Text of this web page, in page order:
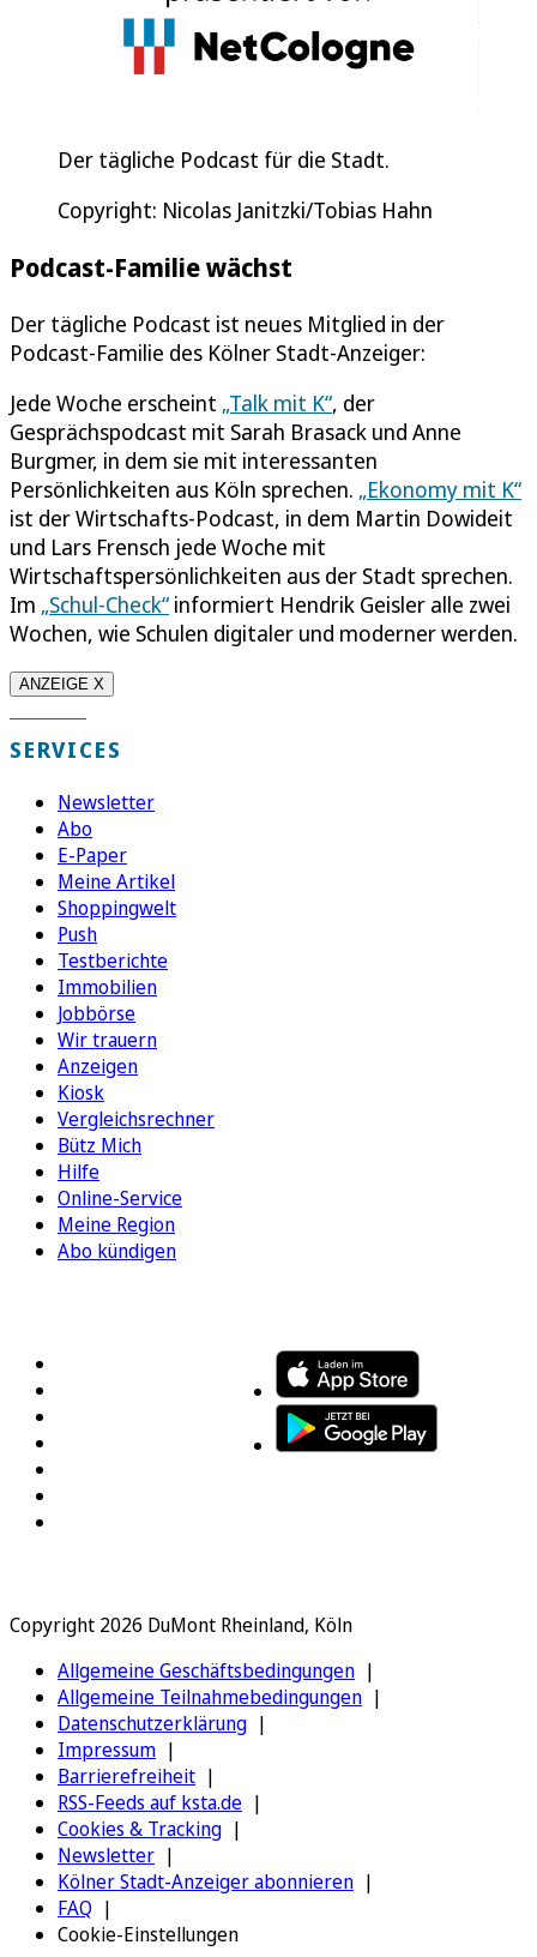
Der tägliche Podcast für die Stadt.
Copyright: Nicolas Janitzki/Tobias Hahn
Podcast-Familie wächst
Der tägliche Podcast ist neues Mitglied in der
Podcast-Familie des Kölner Stadt-Anzeiger:
Jede Woche erscheint „Talk mit K“, der
Gesprächspodcast mit Sarah Brasack und Anne
Burgmer, in dem sie mit interessanten
Persönlichkeiten aus Köln sprechen. „Ekonomy mit K“
ist der Wirtschafts-Podcast, in dem Martin Dowideit
und Lars Frensch jede Woche mit
Wirtschaftspersönlichkeiten aus der Stadt sprechen.
Im „Schul-Check“ informiert Hendrik Geisler alle zwei
Wochen, wie Schulen digitaler und moderner werden.
ANZEIGE X
SERVICES
Newsletter
Abo
E-Paper
Meine Artikel
Shoppingwelt
Push
Testberichte
Immobilien
Jobbörse
Wir trauern
Anzeigen
Kiosk
Vergleichsrechner
Bütz Mich
Hilfe
Online-Service
Meine Region
Abo kündigen
Copyright 2026 DuMont Rheinland, Köln
Allgemeine Geschäftsbedingungen
Allgemeine Teilnahmebedingungen
Datenschutzerklärung
Impressum
Barrierefreiheit
RSS-Feeds auf ksta.de
Cookies & Tracking
Newsletter
Kölner Stadt-Anzeiger abonnieren
FAQ
Cookie-Einstellungen